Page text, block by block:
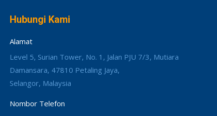
Hubungi Kami
Alamat
Level 5, Surian Tower, No. 1, Jalan PJU 7/3, Mutiara
Damansara, 47810 Petaling Jaya,
Selangor, Malaysia
Nombor Telefon